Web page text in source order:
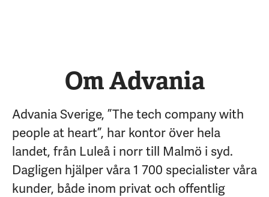
Om Advania
Advania Sverige, ”The tech company with
people at heart”, har kontor över hela
landet, från Luleå i norr till Malmö i syd.
Dagligen hjälper våra 1 700 specialister våra
kunder, både inom privat och offentlig